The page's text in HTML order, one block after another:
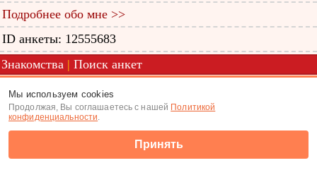
Подробнее обо мне >>
ID анкеты: 12555683
Знакомства | Поиск анкет
(c) Tabor.ru 2026
Мы используем cookies
Продолжая, Вы соглашаетесь с нашей Политикой
конфиденциальности.
Принять